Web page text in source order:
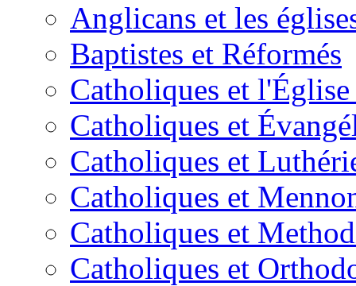
Anglicans et les
Baptistes et Réformés
Catholiques et
Catholiques et
Catholiques et
Catholiques et
Catholiques et
Catholiques et